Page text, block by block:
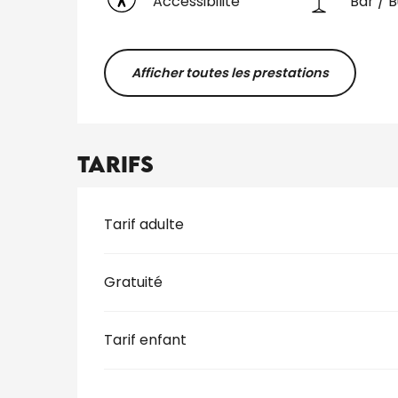
Afficher toutes les prestations
Tarifs
Tarifs 2026
Tarif adulte
Gratuité
Tarif enfant